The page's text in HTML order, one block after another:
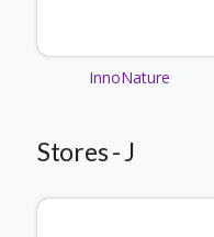
InnoNature
Stores - J